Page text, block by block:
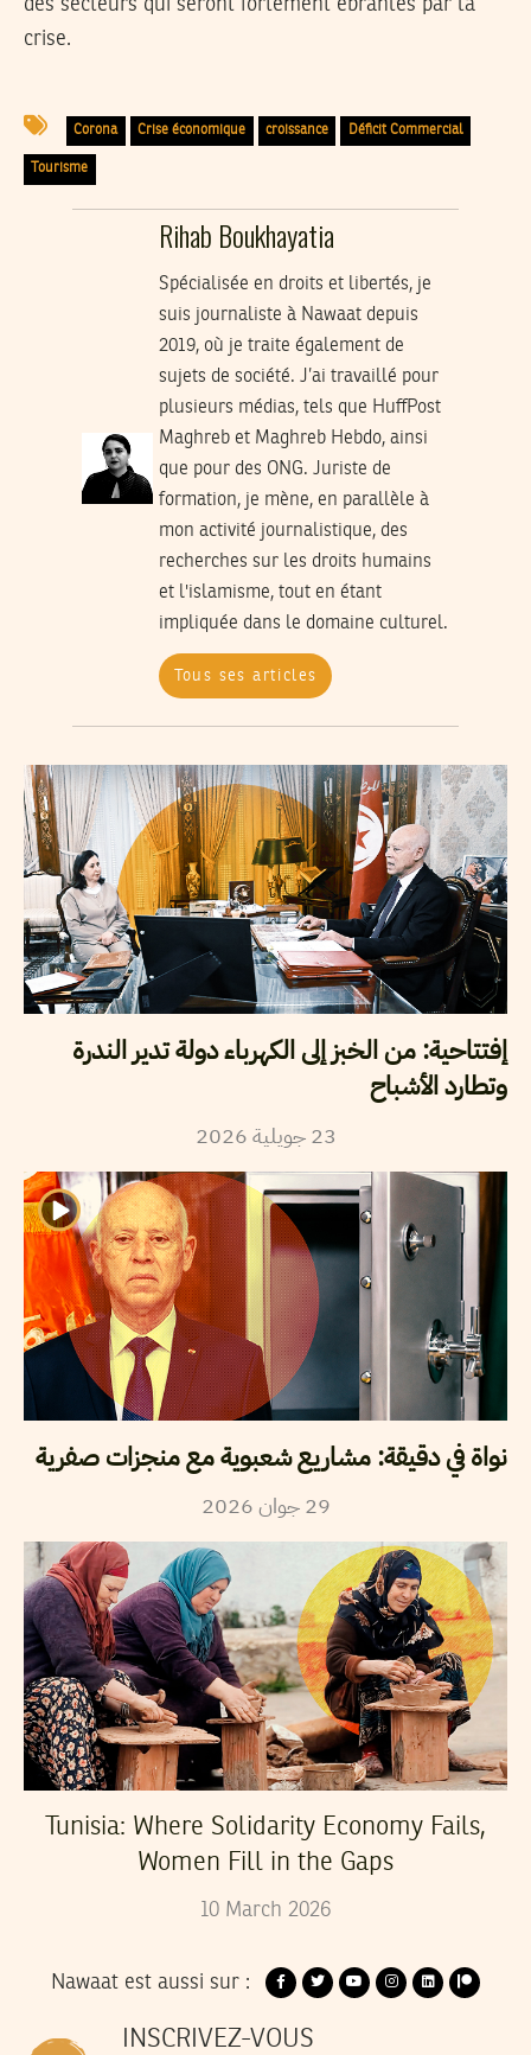
des secteurs qui seront fortement ébranlés par la
crise.
Corona Crise économique croissance Déficit Commercial
Tourisme
Rihab Boukhayatia
Spécialisée en droits et libertés, je
suis journaliste à Nawaat depuis
2019, où je traite également de
sujets de société. J’ai travaillé pour
plusieurs médias, tels que HuffPost
Maghreb et Maghreb Hebdo, ainsi
que pour des ONG. Juriste de
formation, je mène, en parallèle à
mon activité journalistique, des
recherches sur les droits humains
et l'islamisme, tout en étant
impliquée dans le domaine culturel.
Tous ses articles
إفتتاحية: من الخبز إلى الكهرباء دولة تدير الندرة
وتطارد الأشباح
23 جويلية2026
نواة في دقيقة: مشاريع شعبوية مع منجزات صفرية
29 جوان2026
Tunisia: Where Solidarity Economy Fails,
Women Fill in the Gaps
10 March 2026
Nawaat est aussi sur :
INSCRIVEZ-VOUS